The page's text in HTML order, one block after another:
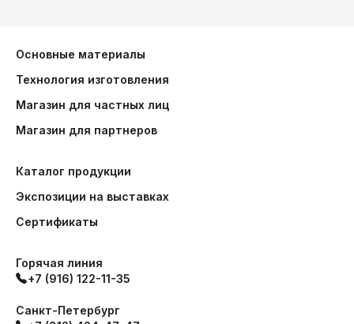
Основные материалы
Технология изготовления
Магазин для частных лиц
Магазин для партнеров
Каталог продукции
Экспозиции на выставках
Сертификаты
Горячая линия
+7 (916) 122-11-35
Санкт-Петербург